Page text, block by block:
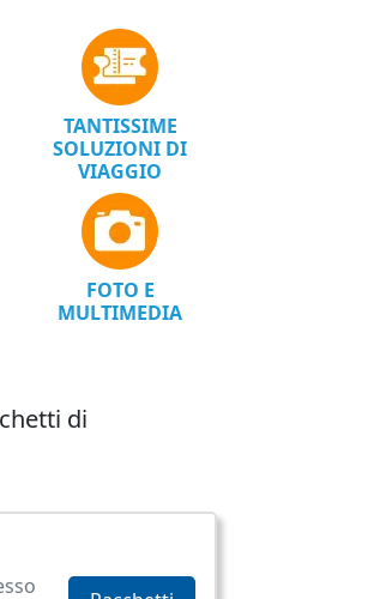
TANTISSIME
SOLUZIONI DI
VIAGGIO
FOTO E
MULTIMEDIA
di